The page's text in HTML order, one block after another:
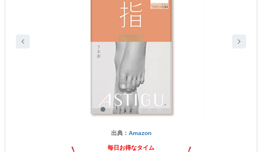
出典： Amazon
毎日お得なタイム